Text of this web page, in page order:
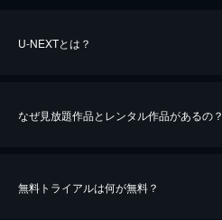
U-NEXTとは？
なぜ見放題作品とレンタル作品があるの？
無料トライアルは何が無料？